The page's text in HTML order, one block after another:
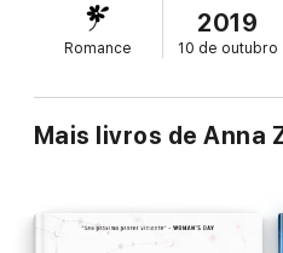
Romance
2019
10 de outubro
Mais livros de Anna